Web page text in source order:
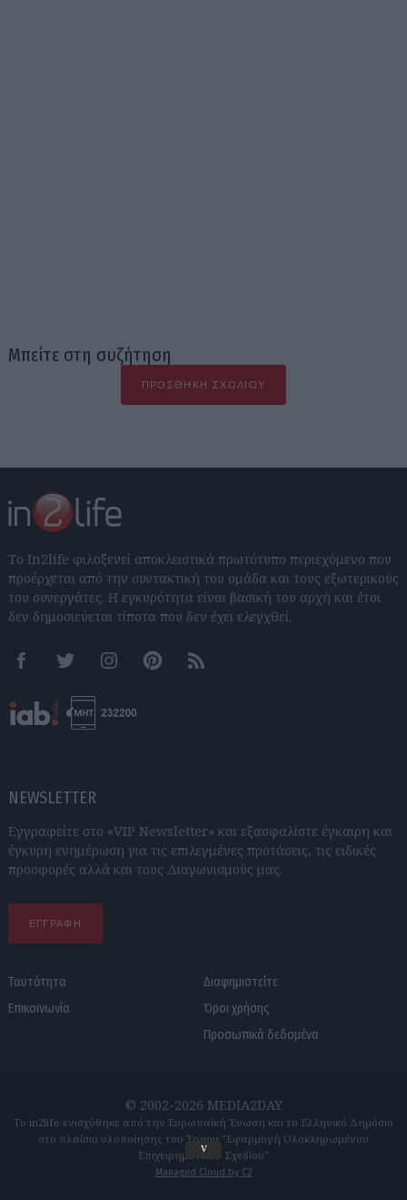
Μπείτε στη συζήτηση
ΠΡΟΣΘΉΚΗ ΣΧΟΛΊΟΥ
Το In2life φιλοξενεί αποκλειστικά πρωτότυπο περιεχόμενο που
προέρχεται από την συντακτική του ομάδα και τους εξωτερικούς
του συνεργάτες. Η εγκυρότητα είναι βασική του αρχή και έτσι
δεν δημοσιεύεται τίποτα που δεν έχει ελεγχθεί.
FacebookTwitter InstagramPinterestRSS feeds
NEWSLETTER
Εγγραφείτε στο «VIP Newsletter» και εξασφαλίστε έγκαιρη και
έγκυρη ενημέρωση για τις επιλεγμένες προτάσεις, τις ειδικές
προσφορές αλλά και τους Διαγωνισμούς μας.
ΕΓΓΡΑΦΗ
Ταυτότητα
Επικοινωνία
Διαφημιστείτε
Όροι χρήσης
Προσωπικά δεδομένα
© 2002-2026 MEDIA2DAY
Το in2life ενισχύθηκε από την Ευρωπαϊκή Ένωση και το Ελληνικό Δημόσιο
στο πλαίσιο υλοποίησης του Έργου "Εφαρμογή Ολοκληρωμένου
Επιχειρηματικού Σχεδίου"
Managed Cloud by C2
v